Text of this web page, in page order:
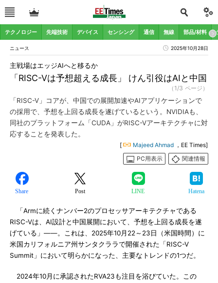
テクノロジー 先端技術 デバイス センシング 通信 無線 部品/材料
ニュース 2025年10月28日
「RISC-Vは予想超える成長」 けん引役はAIと中国
主戦場はエッジAIへと移るか
（1/3 ページ）
「RISC-V」コアが、中国での展開加速やAIアプリケーションで
の採用で、予想を上回る成長を遂げているという。NVIDIAも、
同社のプラットフォーム「CUDA」がRISC-Vアーキテクチャに対
応することを発表した。
[ Majeed Ahmad ，EE Times]
PC用表示
関連情報
Share Post LINE Hatena
「Armに続くナンバー2のプロセッサアーキテクチャである
RISC-Vは、AI設計と中国展開において、予想を上回る成長を遂
げている」――。これは、2025年10月22～23日（米国時間）に
米国カリフォルニア州サンタクララで開催された「RISC-V
Summit」において明らかになった、主要なトレンドの1つだ。
2024年10月に承認されたRVA23も注目を浴びていた。この